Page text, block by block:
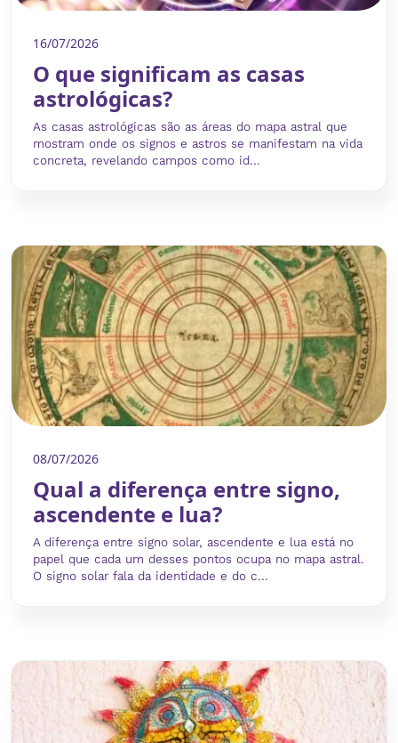
16/07/2026
O que significam as casas
astrológicas?
As casas astrológicas são as áreas do mapa astral que
mostram onde os signos e astros se manifestam na vida
concreta, revelando campos como id...
08/07/2026
Qual a diferença entre signo,
ascendente e lua?
A diferença entre signo solar, ascendente e lua está no
papel que cada um desses pontos ocupa no mapa astral.
O signo solar fala da identidade e do c...